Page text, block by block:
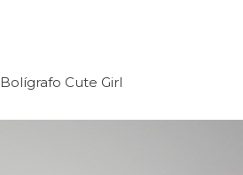
Bolígrafo Cute Girl